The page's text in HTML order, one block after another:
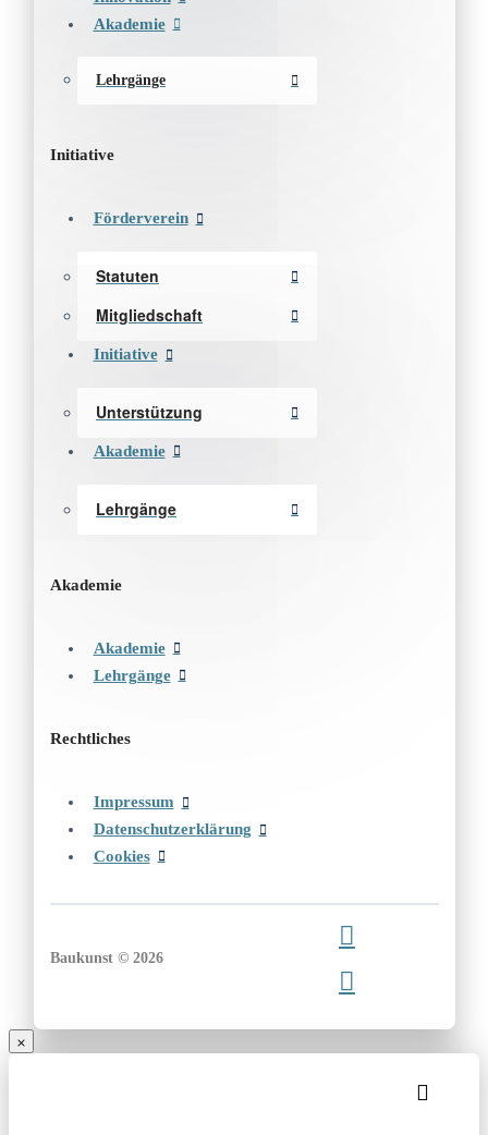
Akademie
Lehrgänge
Initiative
Förderverein
Statuten
Mitgliedschaft
Initiative
Unterstützung
Akademie
Lehrgänge
Akademie
Akademie
Lehrgänge
Rechtliches
Impressum
Datenschutzerklärung
Cookies
Baukunst © 2026